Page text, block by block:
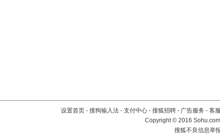
设置首页 - 搜狗输入法 - 支付中心 - 搜狐招聘 - 广告服务 - 客
Copyright©2016
搜狐不良信息举